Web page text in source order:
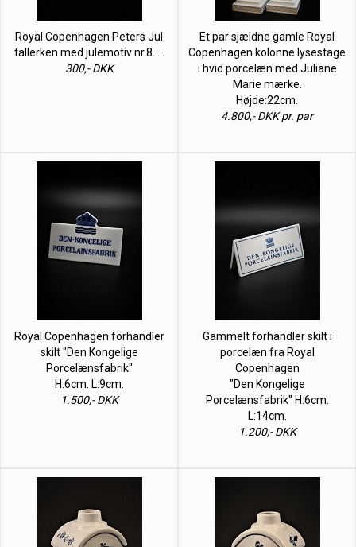
Royal Copenhagen Peters Jul
tallerken med julemotiv nr.8. . .
300,- DKK
Et par sjældne gamle Royal
Copenhagen kolonne lysestage
i hvid porcelæn med Juliane
Marie mærke.
Højde:22cm.
4.800,- DKK pr. par
Royal Copenhagen forhandler
skilt "Den Kongelige
Porcelænsfabrik"
H:6cm. L:9cm.
1.500,- DKK
Gammelt forhandler skilt i
porcelæn fra Royal
Copenhagen
"Den Kongelige
Porcelænsfabrik" H:6cm.
L:14cm.
1.200,- DKK